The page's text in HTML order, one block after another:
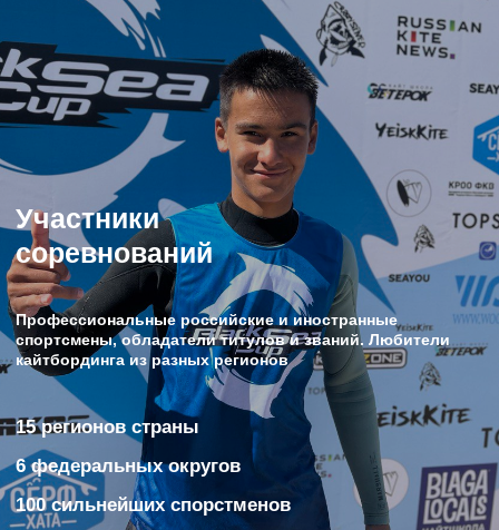
Статус мероприятия
С 2008 года, Black Sea Cup имеет статус официального
спортивного мероприятия, внесенного в Единый
календарный план спортивных мероприятий
Министерства Спорта РФ
Гостевой дом
Кайт-станция